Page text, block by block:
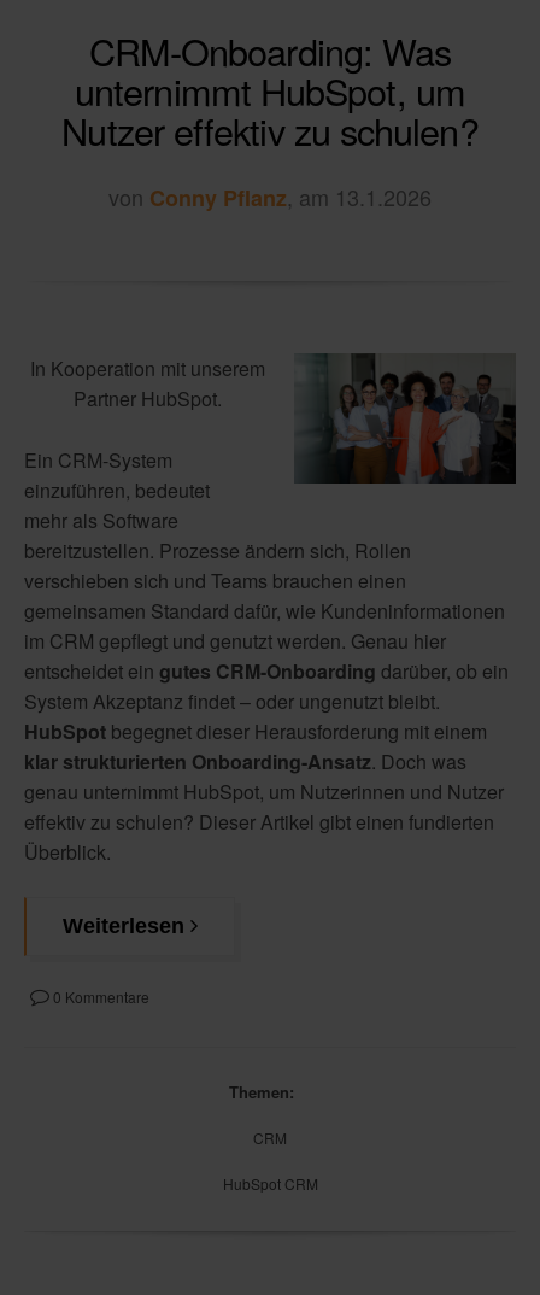
CRM-Onboarding: Was
unternimmt HubSpot, um
Nutzer effektiv zu schulen?
von Conny Pflanz, am 13.1.2026
In Kooperation mit unserem
Partner HubSpot.
Ein CRM-System
einzuführen, bedeutet
mehr als Software
bereitzustellen. Prozesse ändern sich, Rollen
verschieben sich und Teams brauchen einen
gemeinsamen Standard dafür, wie Kundeninformationen
im CRM gepflegt und genutzt werden. Genau hier
entscheidet ein gutes CRM-Onboarding darüber, ob ein
System Akzeptanz findet – oder ungenutzt bleibt.
HubSpot begegnet dieser Herausforderung mit einem
klar strukturierten Onboarding-Ansatz. Doch was
genau unternimmt HubSpot, um Nutzerinnen und Nutzer
effektiv zu schulen? Dieser Artikel gibt einen fundierten
Überblick.
Weiterlesen
0 Kommentare
Themen:
CRM
HubSpot CRM